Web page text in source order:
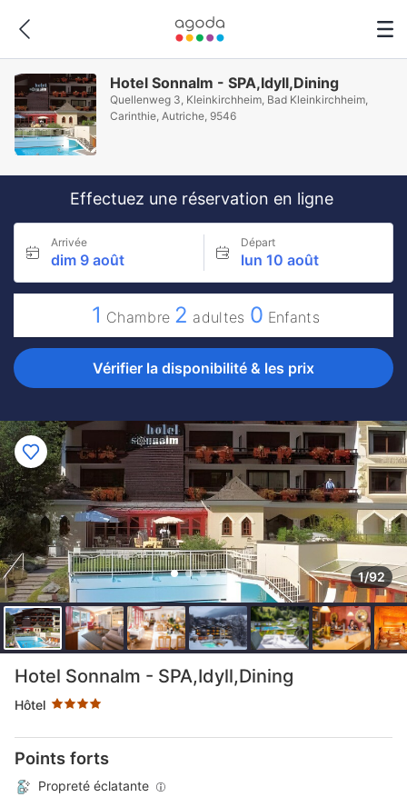
Hotel Sonnalm - SPA,Idyll,Dining
Quellenweg 3, Kleinkirchheim, Bad Kleinkirchheim,
Carinthie, Autriche, 9546
Effectuez une réservation en ligne
Arrivée
dim 9 août
Départ
lun 10 août
1 Chambre 2 adultes 0 Enfants
Vérifier la disponibilité & les prix
1/92
Hotel Sonnalm - SPA,Idyll,Dining
Hôtel
4 étoiles au classement par étoile
Points forts
Propreté éclatante